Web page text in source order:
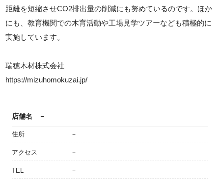
距離を短縮させCO2排出量の削減にも努めているのです。ほか
にも、教育機関での木育活動や工場見学ツアーなども積極的に
実施しています。
瑞穂木材株式会社
https://mizuhomokuzai.jp/
店舗名 －
住所 －
アクセス －
TEL －